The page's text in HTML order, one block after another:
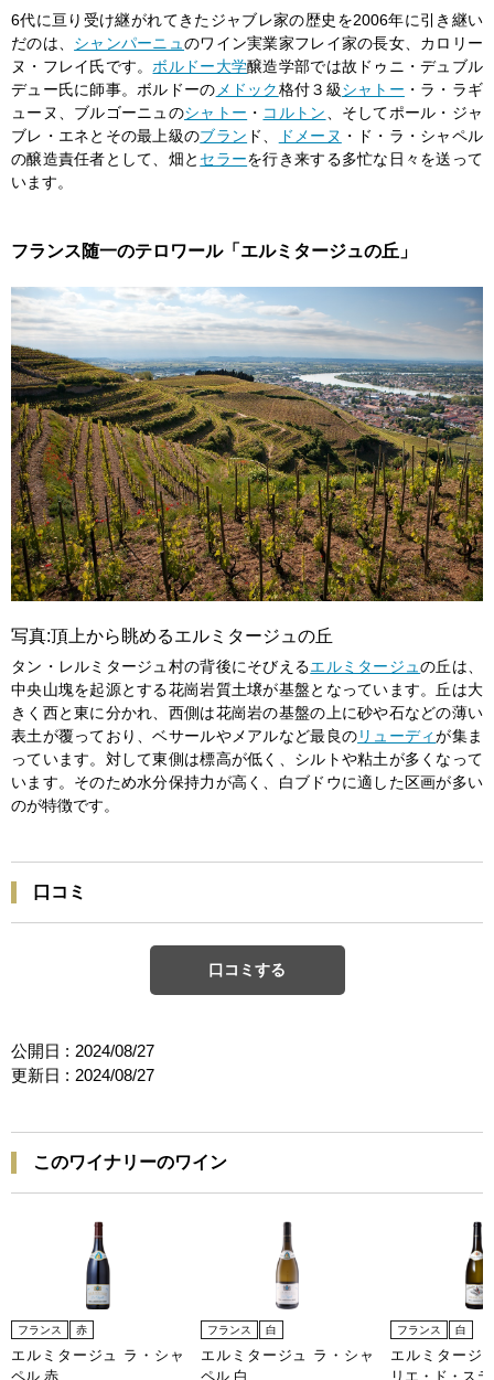
6代に亘り受け継がれてきたジャブレ家の歴史を2006年に引き継い
だのは、 シャンパーニュのワイン実業家フレイ家の長女、カロリー
ヌ・フレイ氏です。 ボルドー大学醸造学部では故ドゥニ・デュブル
デュー氏に師事。ボルドーの メドック格付３級シャトー ・ラ・ラギ
ューヌ、ブルゴーニュのシャトー ・ コルトン 、そしてポール・ジャ
ブレ・エネとその最上級のブラン ド、 ドメーヌ ・ド・ラ・シャペル
の醸造責任者として、畑と セラーを行き来する多忙な日々を送って
います。
フランス随一のテロワール「エルミタージュの丘」
写真:頂上から眺めるエルミタージュの丘
タン・レルミタージュ村の背後にそびえるエルミタージュの丘は、
中央山塊を起源とする花崗岩質土壌が基盤となっています。丘は大
きく西と東に分かれ、西側は花崗岩の基盤の上に砂や石などの薄い
表土が覆っており、ベサールやメアルなど最良のリューディが集ま
っています。対して東側は標高が低く、シルトや粘土が多くなって
います。そのため水分保持力が高く、白ブドウに適した区画が多い
のが特徴です。
口コミ
口コミする
公開日 : 2024/08/27
更新日 : 2024/08/27
このワイナリーのワイン
フランス 赤
エルミタージュ ラ・シャ
ペル 赤
フランス 白
エルミタージュ ラ・シャ
ペル 白
フランス 白
エルミタージ
リエ・ド・ス